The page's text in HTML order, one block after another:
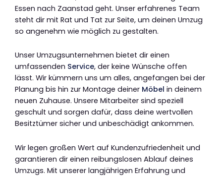
Essen nach Zaanstad geht. Unser erfahrenes Team
steht dir mit Rat und Tat zur Seite, um deinen Umzug
so angenehm wie möglich zu gestalten.
Unser Umzugsunternehmen bietet dir einen
umfassenden Service, der keine Wünsche offen
lässt. Wir kümmern uns um alles, angefangen bei der
Planung bis hin zur Montage deiner Möbel in deinem
neuen Zuhause. Unsere Mitarbeiter sind speziell
geschult und sorgen dafür, dass deine wertvollen
Besitztümer sicher und unbeschädigt ankommen.
Wir legen großen Wert auf Kundenzufriedenheit und
garantieren dir einen reibungslosen Ablauf deines
Umzugs. Mit unserer langjährigen Erfahrung und